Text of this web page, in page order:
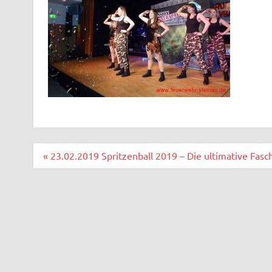
Beitragsnavigation
« 23.02.2019 Spritzenball 2019 – Die ultimative